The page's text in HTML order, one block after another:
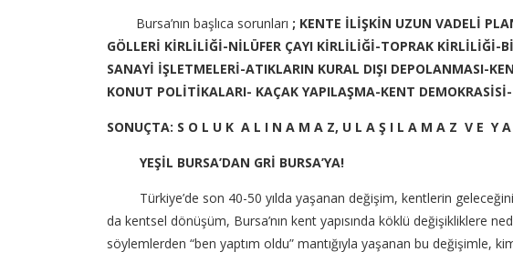
Bursa’nın başlıca sorunları ; KENTE İLİŞKİN UZUN VADELİ
GÖLLERİ KİRLİLİĞİ-NİLÜFER ÇAYI KİRLİLİĞİ-TOPRAK
SANAYİ İŞLETMELERİ-ATIKLARIN KURAL DIŞI DEPOLANMASI-
KONUT POLİTİKALARI- KAÇAK YAPILAŞMA-KENT
SONUÇTA: S O L U K A L I N A M A Z, U L A Ş I L A M A Z V E Y
YEŞİL BURSA’DAN GRİ BURSA’YA!
Türkiye’de son 40-50 yılda yaşanan değişim, kentlerin
da kentsel dönüşüm, Bursa’nın kent yapısında köklü değişikliklere
söylemlerden “ben yaptım oldu” mantığıyla yaşanan bu değişimle,